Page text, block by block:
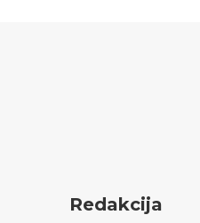
Redakcija